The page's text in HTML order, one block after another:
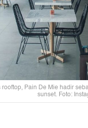
Pain De Mie hadir
sunset. Foto: